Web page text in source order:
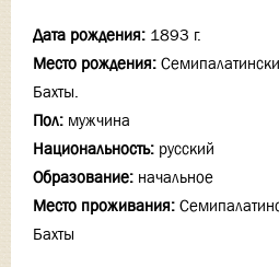
Дата рождения: 1893 г.
Место рождения:
Бахты.
Пол: мужчина
Национальность: русский
Образование: начальное
Место проживания:
Бахты